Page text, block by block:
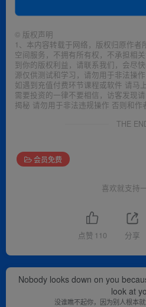
© 版权声明
1、本内容转载于网络，版权归原作
空间服务，不拥有所有权，不承担相
到你的版权利益，请联系我们，会尽
源仅供测试和学习，请勿用于非法操
如遇到充值付费环节课程或软件 请马
需要投资的一律不要相信，访客发现
揭秘 请勿用于非法违规操作 否则和作
THE
会员免费
喜欢就支持
点赞 110 分享
Nobody looks down on you
look at
没谁瞧不起你，因为别人根本